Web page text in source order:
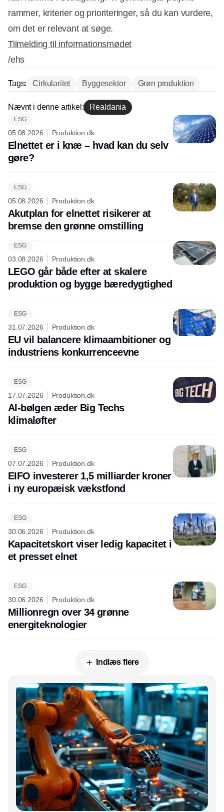
rammer, kriterier og prioriteringer, så du kan vurdere,
om det er relevant at søge.
Tilmelding til informationsmødet
/ehs
Tags: Cirkularitet Byggesektor Grøn produktion
Nævnt i denne artikel: Realdania
ESG
05.08.2026 Produktion.dk
Elnettet er i knæ – hvad kan du selv
gøre?
ESG
05.08.2026 Produktion.dk
Akutplan for elnettet risikerer at
bremse den grønne omstilling
ESG
03.08.2026 Produktion.dk
LEGO går både efter at skalere
produktion og bygge bæredygtighed
ESG
31.07.2026 Produktion.dk
EU vil balancere klimaambitioner og
industriens konkurrenceevne
ESG
17.07.2026 Produktion.dk
AI-bølgen æder Big Techs
klimaløfter
ESG
07.07.2026 Produktion.dk
EIFO investerer 1,5 milliarder kroner
i ny europæisk vækstfond
ESG
30.06.2026 Produktion.dk
Kapacitetskort viser ledig kapacitet i
et presset elnet
ESG
30.06.2026 Produktion.dk
Millionregn over 34 grønne
energiteknologier
Indlæs flere
Annonce